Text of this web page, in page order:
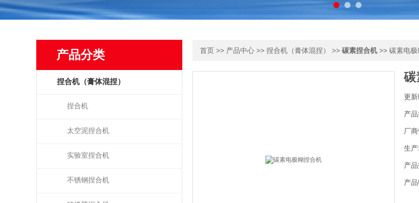
产品分类
捏合机（膏体混捏）
捏合机
太空泥捏合机
实验室捏合机
不锈钢捏合机
首页 >> 产品中心 >> 捏合机（膏体混捏） >> 碳素捏合机 >> 碳素电
碳
更新
产品
厂商
生产
产品
产品